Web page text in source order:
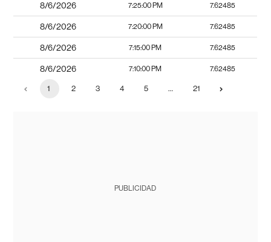
8/6/2026 7:25:00 PM 7.62485
8/6/2026 7:20:00 PM 7.62485
8/6/2026 7:15:00 PM 7.62485
8/6/2026 7:10:00 PM 7.62485
1 2 3 4 5 … 21
PUBLICIDAD